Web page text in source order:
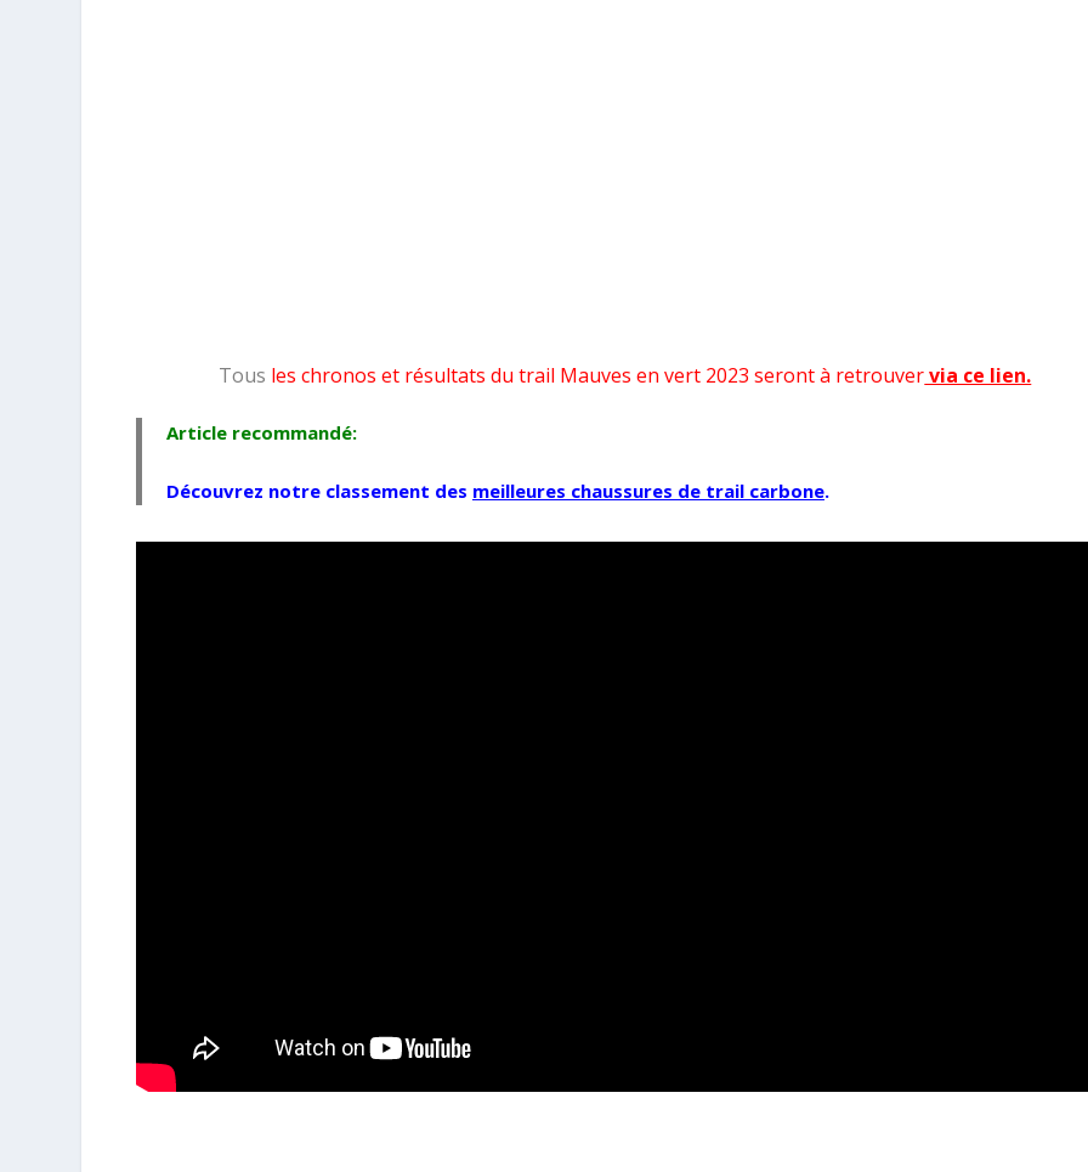
Tous les chronos et résultats du trail Mauves en vert 2023 seront à retrouvervia ce lien.
Article recommandé:
Découvrez notre classement des meilleures chaussures de trail carbone.